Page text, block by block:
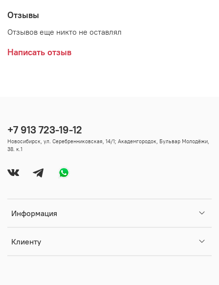
Отзывы
Отзывов еще никто не оставлял
Написать отзыв
Информация
Клиенту
+7 913 723-19-12
Новосибирск, ул. Серебренниковская, 14/1; Академгородок, Бульвар Молодёжи,
38. к.1